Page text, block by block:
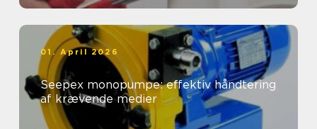
01. April 2026
Seepex monopumpe: effektiv håndtering
af krævende medier